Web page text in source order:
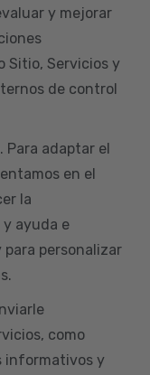
y mejorar
Sitio, Servicios y
de control
. Para adaptar el
en el
la
ayuda e
personalizar
como
informativos y